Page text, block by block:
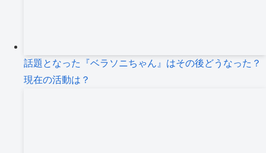
話題となった『ベラソニちゃん』はその後どうなった？
現在の活動は？